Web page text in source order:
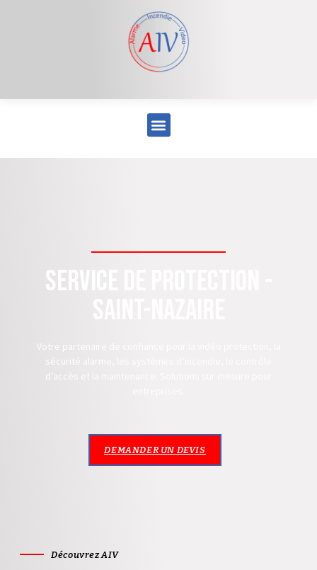
Service de protection -
Votre partenaire de confiance pour la vidéo protection, la
sécurité alarme, les systèmes d’incendie, le contrôle
d’accès et la maintenance. Solutions sur mesure pour
DEMANDER UN DEVIS
Découvrez AIV